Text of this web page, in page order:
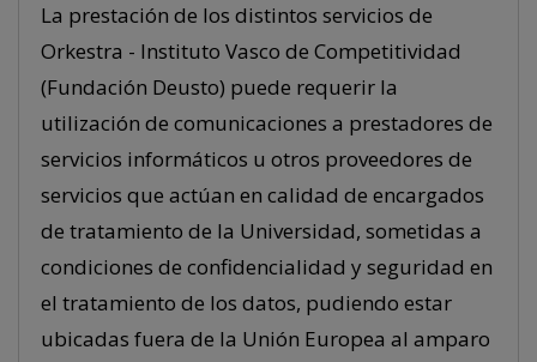
La prestación de los distintos servicios de
Orkestra - Instituto Vasco de Competitividad
(Fundación Deusto) puede requerir la
utilización de comunicaciones a prestadores de
servicios informáticos u otros proveedores de
servicios que actúan en calidad de encargados
de tratamiento de la Universidad, sometidas a
condiciones de confidencialidad y seguridad en
el tratamiento de los datos, pudiendo estar
ubicadas fuera de la Unión Europea al amparo